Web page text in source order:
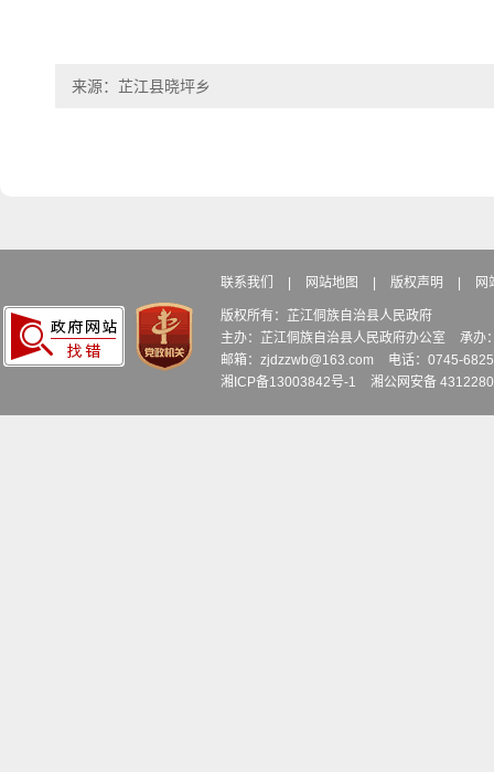
来源：芷江县晓坪乡
联系我们 网站地图 版权声明 网
版权所有：芷江侗族自治县人民政府
主办：芷江侗族自治县人民政府办公室
承办
邮箱：zjdzzwb@163.com
电话：0745-
湘ICP备13003842号-1
湘公网安备